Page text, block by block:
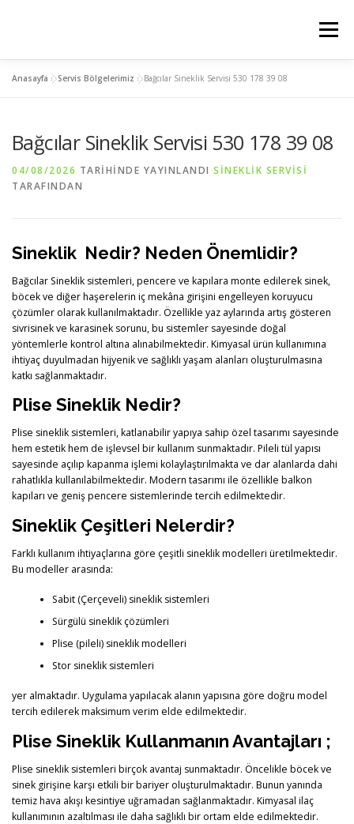
Menü
MENTEŞELİ SİNEKLİK SERVIS BÖLGELERIMIZ
Anasayfa »Servis Bölgelerimiz »Bağcılar Sineklik Servisi 530 178 39 08
Bağcılar Sineklik Servisi 530 178 39 08
04/08/2026 TARIHINDE YAYINLANDI SINEKLIK SERVISI
TARAFINDAN
Sineklik Nedir? Neden Önemlidir?
Bağcılar Sineklik sistemleri, pencere ve kapılara monte edilerek sinek,
böcek ve diğer haşerelerin iç mekâna girişini engelleyen koruyucu
çözümler olarak kullanılmaktadır. Özellikle yaz aylarında artış gösteren
sivrisinek ve karasinek sorunu, bu sistemler sayesinde doğal
yöntemlerle kontrol altına alınabilmektedir. Kimyasal ürün kullanımına
ihtiyaç duyulmadan hijyenik ve sağlıklı yaşam alanları oluşturulmasına
katkı sağlanmaktadır.
Plise Sineklik Nedir?
Plise sineklik sistemleri, katlanabilir yapıya sahip özel tasarımı sayesinde
hem estetik hem de işlevsel bir kullanım sunmaktadır. Pileli tül yapısı
sayesinde açılıp kapanma işlemi kolaylaştırılmakta ve dar alanlarda dahi
rahatlıkla kullanılabilmektedir. Modern tasarımı ile özellikle balkon
kapıları ve geniş pencere sistemlerinde tercih edilmektedir.
Sineklik Çeşitleri Nelerdir?
Farklı kullanım ihtiyaçlarına göre çeşitli sineklik modelleri üretilmektedir.
Bu modeller arasında:
Sabit (Çerçeveli) sineklik sistemleri
Sürgülü sineklik çözümleri
Plise (pileli) sineklik modelleri
Stor sineklik sistemleri
yer almaktadır. Uygulama yapılacak alanın yapısına göre doğru model
tercih edilerek maksimum verim elde edilmektedir.
Plise Sineklik Kullanmanın Avantajları ;
Plise sineklik sistemleri birçok avantaj sunmaktadır. Öncelikle böcek ve
sinek girişine karşı etkili bir bariyer oluşturulmaktadır. Bunun yanında
temiz hava akışı kesintiye uğramadan sağlanmaktadır. Kimyasal ilaç
kullanımının azaltılması ile daha sağlıklı bir ortam elde edilmektedir.